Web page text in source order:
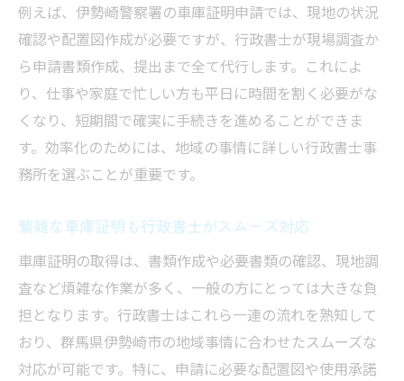
例えば、伊勢崎警察署の車庫証明申請では、現地の状況
確認や配置図作成が必要ですが、行政書士が現場調査か
ら申請書類作成、提出まで全て代行します。これによ
り、仕事や家庭で忙しい方も平日に時間を割く必要がな
くなり、短期間で確実に手続きを進めることができま
す。効率化のためには、地域の事情に詳しい行政書士事
務所を選ぶことが重要です。
繁雑な車庫証明も行政書士がスムーズ対応
車庫証明の取得は、書類作成や必要書類の確認、現地調
査など煩雑な作業が多く、一般の方にとっては大きな負
担となります。行政書士はこれら一連の流れを熟知して
おり、群馬県伊勢崎市の地域事情に合わせたスムーズな
対応が可能です。特に、申請に必要な配置図や使用承諾